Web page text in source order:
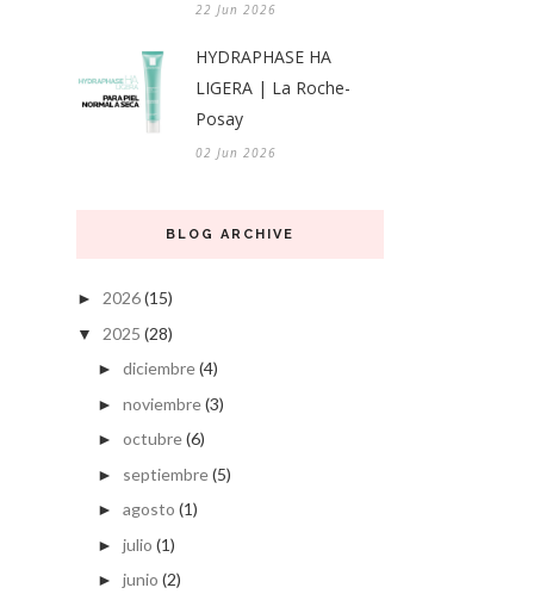
22 Jun 2026
HYDRAPHASE HA
LIGERA | La Roche-
Posay
02 Jun 2026
BLOG ARCHIVE
► 2026(15)
▼ 2025 (28)
► diciembre(4)
► noviembre(3)
► octubre(6)
► septiembre(5)
► agosto (1)
► julio (1)
► junio (2)